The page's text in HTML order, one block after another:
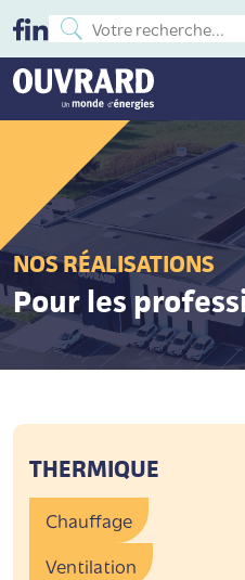
NOS RÉALISATIONS
Pour les
THERMIQUE
Chauffage
Ventilation